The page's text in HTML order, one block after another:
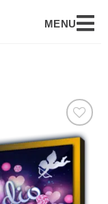
MENU
Auf die
Wunschliste
setzen